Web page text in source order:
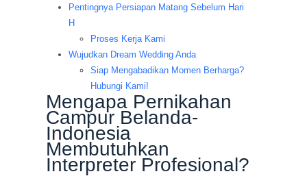
Pentingnya Persiapan Matang Sebelum Hari
H
Proses Kerja Kami
Wujudkan Dream Wedding Anda
Siap Mengabadikan Momen Berharga?
Hubungi Kami!
Mengapa Pernikahan
Campur Belanda-
Indonesia
Membutuhkan
Interpreter Profesional?